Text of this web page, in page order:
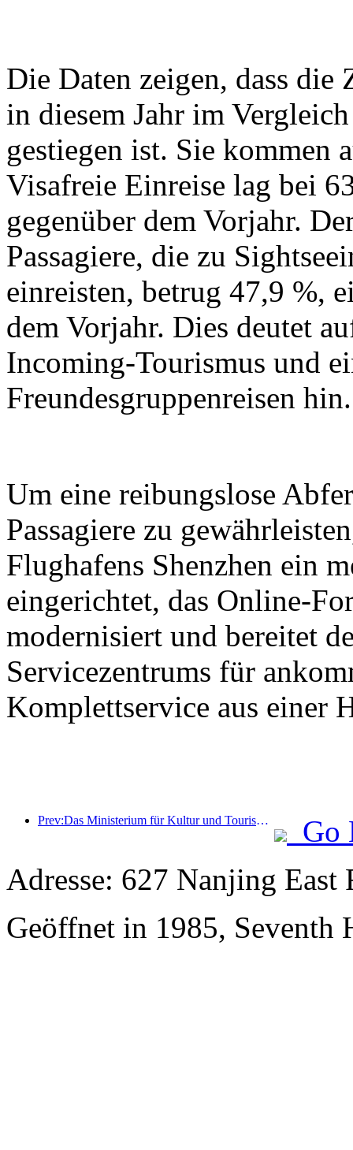
Die Daten zeigen, dass die
in diesem Jahr im
gestiegen ist. Sie kommen
Visafreie Einreise lag bei
gegenüber dem Vorjahr.
Passagiere, die zu
einreisten, betrug 47,9 %,
dem Vorjahr. Dies deutet
Incoming-Tourismus und
Freundesgruppenreisen hin.
Um eine reibungslose
Passagiere zu
Flughafens Shenzhen ein
eingerichtet, das Online-
modernisiert und bereitet
Servicezentrums für
Komplettservice aus einer
Prev:Das Ministerium für Kultur und Tourismus berichtete, dass im Jahr 2025 16.994 Sehenswürdigkeiten der Kategorie A 7,51 Milliarden Besucher empfangen und Tourismuseinnahmen in Höhe von 554,49 Milliarden Yuan generiert haben.
Go
Adresse: 627 Nanjing
Geöffnet in 1985, Seventh